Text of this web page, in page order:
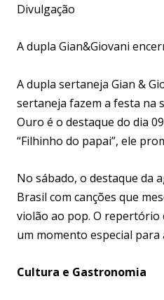
Divulgação
A dupla Gian&Giovani
A dupla sertaneja Gian &
sertaneja fazem a festa na
Ouro é o destaque do dia
“Filhinho do papai”, ele
No sábado, o destaque da
Brasil com canções que
violão ao pop. O repertório
um momento especial para
Cultura e Gastronomia